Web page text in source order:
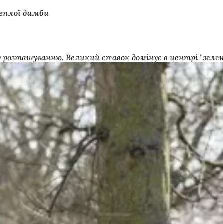
дамби
Великий ставок домінує в центрі